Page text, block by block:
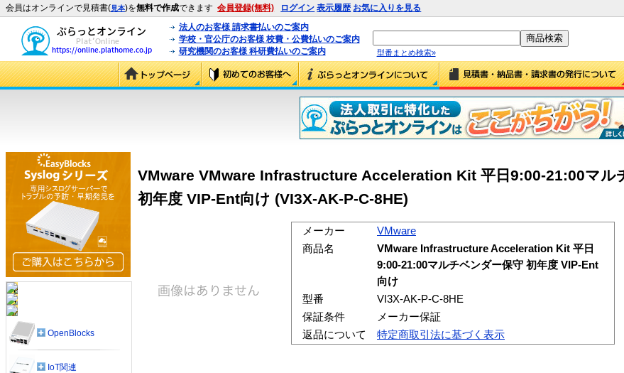
会員はオンラインで見積書(見本)を無料で作成できます 会員登録(無料) ログイン 表示履歴 お気に入りを見る
法人のお客様 請求書払いのご案内
学校・官公庁のお客様 校費・公費払いのご案内
研究機関のお客様 科研費払いのご案内
型番まとめ検索»
VMware VMware Infrastructure Acceleration Kit 平日9:00-21:00マル
初年度 VIP-Ent向け (VI3X-AK-P-C-8HE)
メーカー
VMware
商品名
VMware Infrastructure Acceleration Kit 平日
9:00-21:00マルチベンダー保守 初年度 VIP-Ent
向け
型番
VI3X-AK-P-C-8HE
保証条件
メーカー保証
返品について
特定商取引法に基づく表示
OpenBlocks
IoT関連